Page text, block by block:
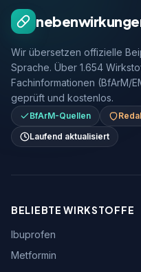
Wir übersetzen offizielle
Sprache. Über 1.654
Fachinformationen (BfArM/
geprüft und kostenlos.
BfArM-Quellen
Laufend aktualisiert
BELIEBTE WIRKSTOFFE
Ibuprofen
Metformin